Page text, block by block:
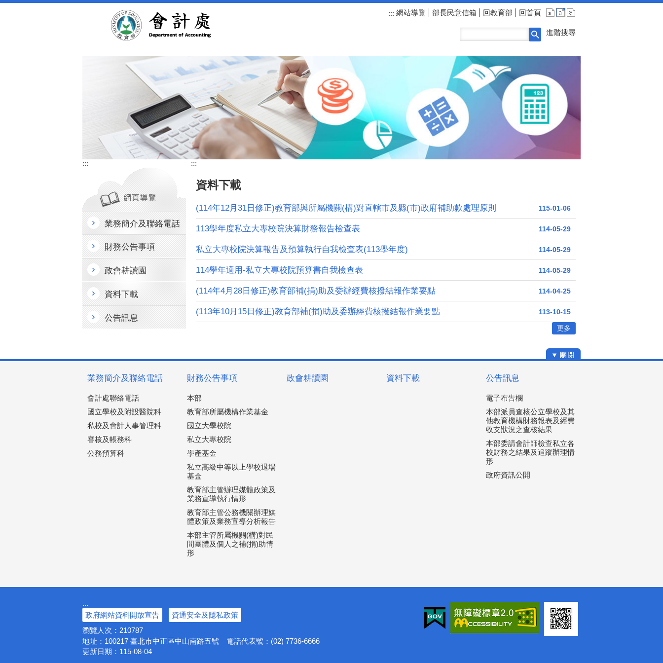
::: 網站導覽 部長民意信箱 回教育部 回首頁
進階搜尋
:::
業務簡介及聯絡電話
財務公告事項
政會耕讀園
資料下載
公告訊息
:::
資料下載
115-01-06
(114年12月31日修正)教育部與所屬機關(構)對直轄市及縣(市)政府補助款處理原則
114-05-29
113學年度私立大專校院決算財務報告檢查表
114-05-29
私立大專校院決算報告及預算執行自我檢查表(113學年度)
114-05-29
114學年適用-私立大專校院預算書自我檢查表
114-04-25
(114年4月28日修正)教育部補(捐)助及委辦經費核撥結報作業要點
113-10-15
(113年10月15日修正)教育部補(捐)助及委辦經費核撥結報作業要點
更多
業務簡介及聯絡電話
會計處聯絡電話
國立學校及附設醫院科
私校及會計人事管理科
審核及帳務科
公務預算科
財務公告事項
本部
教育部所屬機構作業基金
國立大學校院
私立大專校院
學產基金
私立高級中等以上學校退場
基金
教育部主管辦理媒體政策及
業務宣導執行情形
教育部主管公務機關辦理媒
體政策及業務宣導分析報告
本部主管所屬機關(構)對民
間團體及個人之補(捐)助情
形
政會耕讀園 資料下載 公告訊息
電子布告欄
本部派員查核公立學校及其
他教育機構財務報表及經費
收支狀況之查核結果
本部委請會計師檢查私立各
校財務之結果及追蹤辦理情
形
政府資訊公開
:::
政府網站資料開放宣告
資通安全及隱私政策
瀏覽人次： 210787
地址：100217 臺北市中正區中山南路五號 電話代表號：(02) 7736-6666
更新日期： 115-08-04